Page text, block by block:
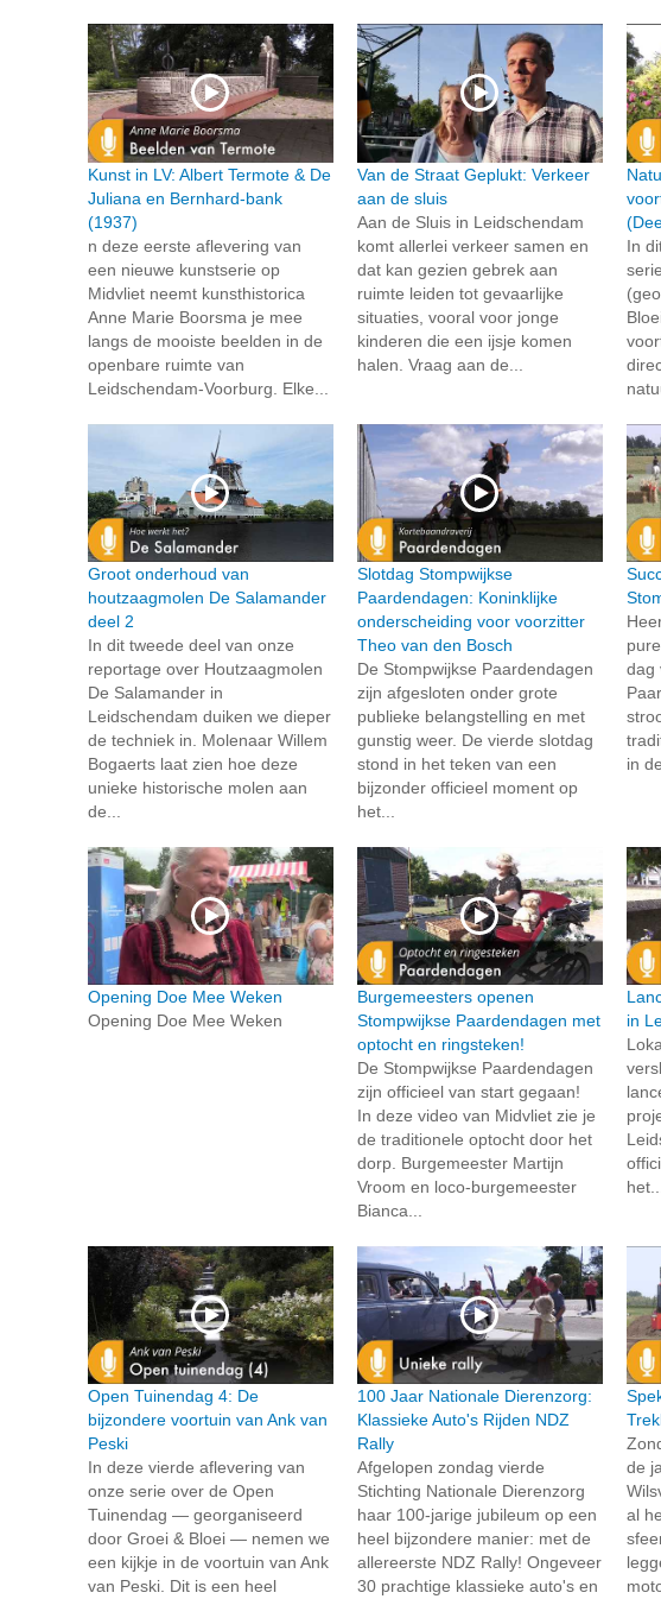
Kunst in LV: Albert Termote & De
Juliana en Bernhard-bank
(1937)
n deze eerste aflevering van
een nieuwe kunstserie op
Midvliet neemt kunsthistorica
Anne Marie Boorsma je mee
langs de mooiste beelden in de
openbare ruimte van
Leidschendam-Voorburg. Elke...
Van de Straat Geplukt: Verkeer
aan de sluis
Aan de Sluis in Leidschendam
komt allerlei verkeer samen en
dat kan gezien gebrek aan
ruimte leiden tot gevaarlijke
situaties, vooral voor jonge
kinderen die een ijsje komen
halen. Vraag aan de...
In
Groot onderhoud van
houtzaagmolen De Salamander
deel 2
In dit tweede deel van onze
reportage over Houtzaagmolen
De Salamander in
Leidschendam duiken we dieper
de techniek in. Molenaar Willem
Bogaerts laat zien hoe deze
unieke historische molen aan
de...
Slotdag Stompwijkse
Paardendagen: Koninklijke
onderscheiding voor voorzitter
Theo van den Bosch
De Stompwijkse Paardendagen
zijn afgesloten onder grote
publieke belangstelling en met
gunstig weer. De vierde slotdag
stond in het teken van een
bijzonder officieel moment op
het...
dag
in
Opening Doe Mee Weken
Opening Doe Mee Weken
Burgemeesters openen
Stompwijkse Paardendagen met
optocht en ringsteken!
De Stompwijkse Paardendagen
zijn officieel van start gegaan!
In deze video van Midvliet zie je
de traditionele optocht door het
dorp. Burgemeester Martijn
Vroom en loco-burgemeester
Bianca...
in
het...
Open Tuinendag 4: De
bijzondere voortuin van Ank van
Peski
In deze vierde aflevering van
onze serie over de Open
Tuinendag — georganiseerd
door Groei & Bloei — nemen we
een kijkje in de voortuin van Ank
van Peski. Dit is een heel
100 Jaar Nationale Dierenzorg:
Klassieke Auto's Rijden NDZ
Rally
Afgelopen zondag vierde
Stichting Nationale Dierenzorg
haar 100-jarige jubileum op een
heel bijzondere manier: met de
allereerste NDZ Rally! Ongeveer
30 prachtige klassieke auto's en
de
al